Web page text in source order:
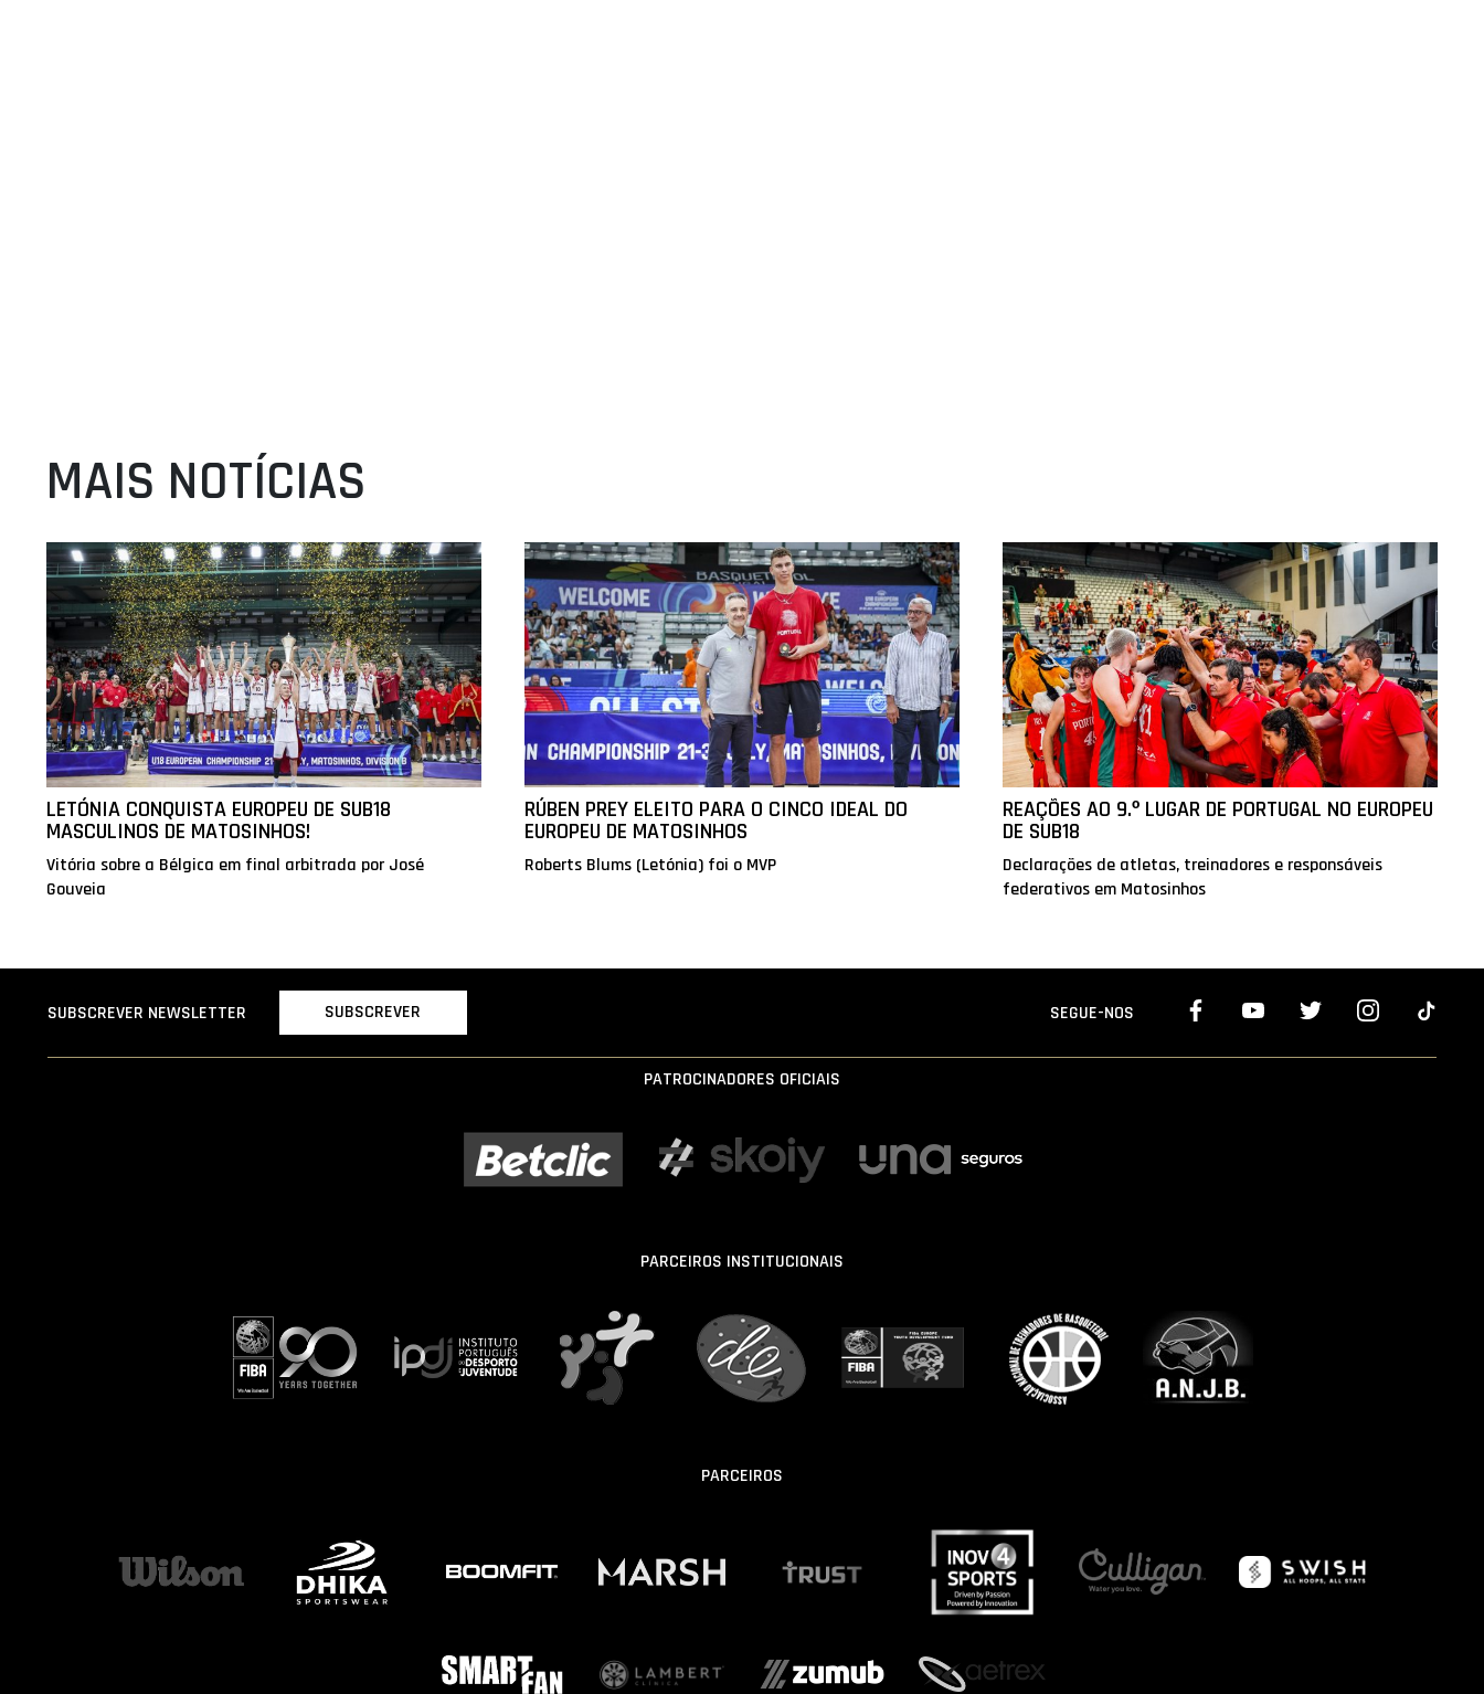
MAIS NOTÍCIAS
LETÓNIA CONQUISTA EUROPEU DE SUB18
MASCULINOS DE MATOSINHOS!
Vitória sobre a Bélgica em final arbitrada por José
Gouveia
RÚBEN PREY ELEITO PARA O CINCO IDEAL DO
EUROPEU DE MATOSINHOS
Roberts Blums (Letónia) foi o MVP
REAÇÕES AO 9.º LUGAR DE PORTUGAL NO EUROPEU
DE SUB18
Declarações de atletas, treinadores e responsáveis
federativos em Matosinhos
SUBSCREVER NEWSLETTER SUBSCREVER SEGUE-NOS
PATROCINADORES OFICIAIS
PARCEIROS INSTITUCIONAIS
PARCEIROS